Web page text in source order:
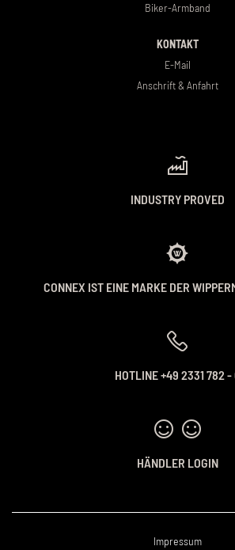
Biker-Armband
KONTAKT
E-Mail
Anschrift & Anfahrt
INDUSTRY PROVED
CONNEX IST EINE MARKE DER
HOTLINE +49 2331 782 -
HÄNDLER LOGIN
Impressum